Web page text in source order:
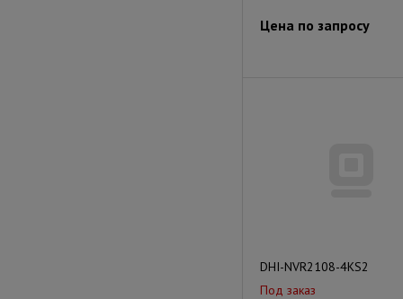
Цена по запросу
DHI-NVR2108-4KS2
Под заказ